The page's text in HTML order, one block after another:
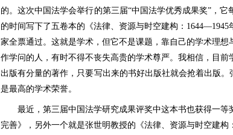
的。这次中国法学会举行的第三届“中国法学优秀成果奖”，
的时间写下了五卷本的《法律、资源与时空建构：
家全票通过。这就是学术，但它不是课题，靠自己的学术理
作学问的人，有时不得不丧失高贵的学术尊严。我相信，目
出版有分量的著作，只要写出来的书好出版社就会抢着出版
是最高的学术荣誉。
最近，第三届中国法学研究成果评奖中这本书也获得一
完善》，另外一个就是张世明教授的《法律、资源与时空建